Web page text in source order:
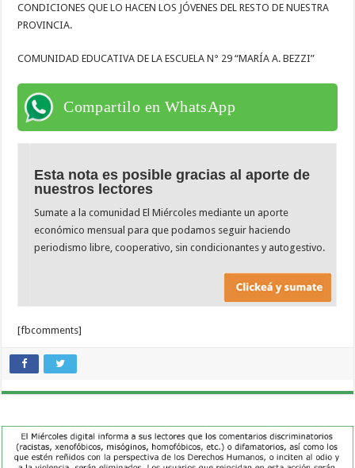
CONDICIONES QUE LO HACEN LOS JÓVENES DEL RESTO DE NUESTRA
PROVINCIA.
COMUNIDAD EDUCATIVA DE LA ESCUELA N° 29 “MARÍA A. BEZZI”
Compartilo en WhatsApp
Esta nota es posible gracias al aporte de
nuestros lectores
Sumate a la comunidad El Miércoles mediante un aporte
económico mensual para que podamos seguir haciendo
periodismo libre, cooperativo, sin condicionantes y autogestivo.
[fbcomments]